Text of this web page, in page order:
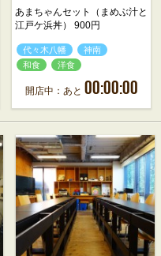
あまちゃんセット（まめぶ汁と
江戸ケ浜丼） 900円
代々木八幡
神南
和食
洋食
開店中：あと 00:00:00